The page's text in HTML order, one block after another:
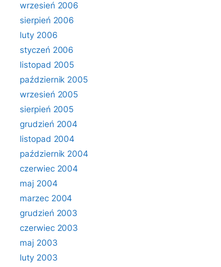
wrzesień 2006
sierpień 2006
luty 2006
styczeń 2006
listopad 2005
październik 2005
wrzesień 2005
sierpień 2005
grudzień 2004
listopad 2004
październik 2004
czerwiec 2004
maj 2004
marzec 2004
grudzień 2003
czerwiec 2003
maj 2003
luty 2003